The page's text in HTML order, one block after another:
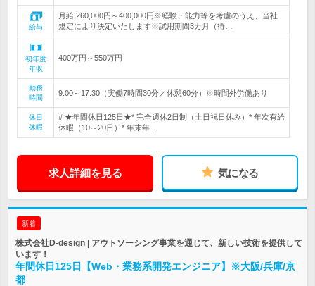
給与
月給 260,000円～400,000円※経験・能力等を考慮のうえ、当社
規定により決定いたします※試用期間3カ月（待…
初年度
年収
400万円～550万円
勤務
時間
9:00～17:30（実働7時間30分／休憩60分）※時間外労働あり
休日
休暇
# ★年間休日125日★* 完全週休2日制（土日祝日休み）* 年次有給
休暇（10～20日）* 年末年…
求人詳細を見る 気になる
新着
株式会社D-design | アウトソーシング事業を通じて、新しい技術を提供して
います！
年間休日125日【Web・業務系開発エンジニア】※大阪/兵庫/京
都